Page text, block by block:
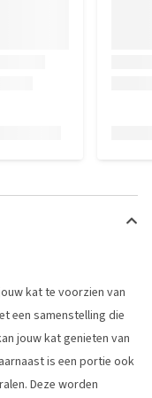
kat te voorzien van
een samenstelling die
jouw kat genieten van
is een portie ook
Deze worden